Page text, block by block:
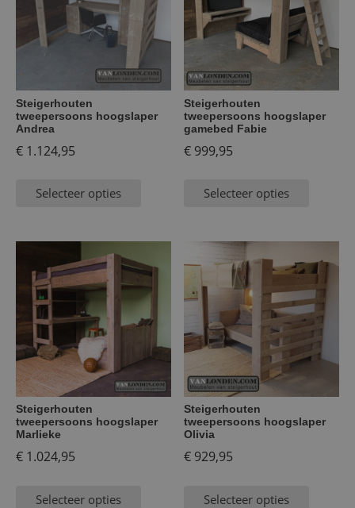
Steigerhouten
tweepersoons hoogslaper
Andrea
€ 1.124,95
Selecteer opties
Steigerhouten
tweepersoons hoogslaper
gamebed Fabie
€ 999,95
Selecteer opties
Steigerhouten
tweepersoons hoogslaper
Marlieke
€ 1.024,95
Selecteer opties
Steigerhouten
tweepersoons hoogslaper
Olivia
€ 929,95
Selecteer opties